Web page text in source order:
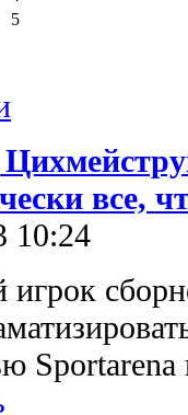
5
все,
10:24
Sportarena